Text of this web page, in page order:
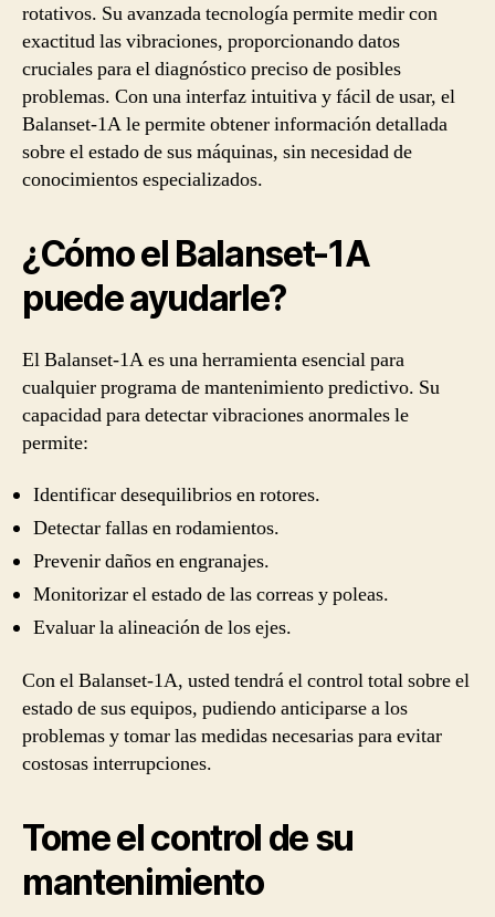
rotativos. Su avanzada tecnología permite medir con
exactitud las vibraciones, proporcionando datos
cruciales para el diagnóstico preciso de posibles
problemas. Con una interfaz intuitiva y fácil de usar, el
Balanset-1A le permite obtener información detallada
sobre el estado de sus máquinas, sin necesidad de
conocimientos especializados.
¿Cómo el Balanset-1A
puede ayudarle?
El Balanset-1A es una herramienta esencial para
cualquier programa de mantenimiento predictivo. Su
capacidad para detectar vibraciones anormales le
permite:
Identificar desequilibrios en rotores.
Detectar fallas en rodamientos.
Prevenir daños en engranajes.
Monitorizar el estado de las correas y poleas.
Evaluar la alineación de los ejes.
Con el Balanset-1A, usted tendrá el control total sobre el
estado de sus equipos, pudiendo anticiparse a los
problemas y tomar las medidas necesarias para evitar
costosas interrupciones.
Tome el control de su
mantenimiento